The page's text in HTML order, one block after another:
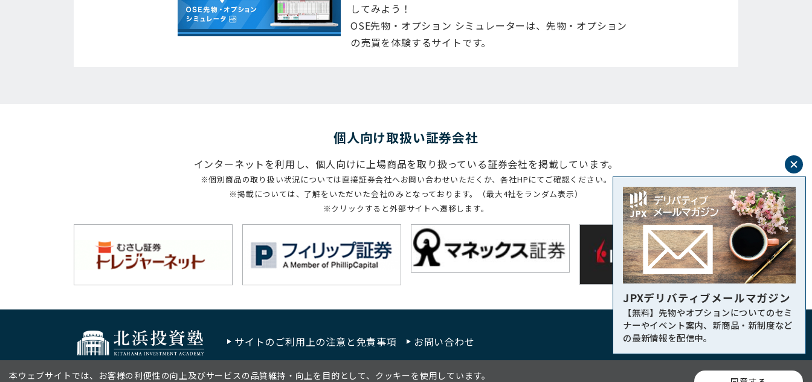
本ウェブサイトでは、お客様の利便性の向上及びサービスの品質維持・向上を目的として、クッキーを使用しています。
してみよう！
OSE先物・オプション シミュレーターは、先物・オプション
の売買を体験するサイトです。
個⼈向け取扱い証券会社
インターネットを利用し、個人向けに上場商品を取り扱っている証券会社を掲載しています。
※個別商品の取り扱い状況については直接証券会社へお問い合わせいただくか、各社HPにてご確認ください。
※掲載については、了解をいただいた会社のみとなっております。（最大4社をランダム表示）
※クリックすると外部サイトへ遷移します。
JPXデリバティブメールマガジン
【無料】先物やオプションについてのセミ
ナーやイベント案内、新商品・新制度など
の最新情報を配信中。
閉
じ
る
サイトのご利用上の注意と免責事項 お問い合わせ